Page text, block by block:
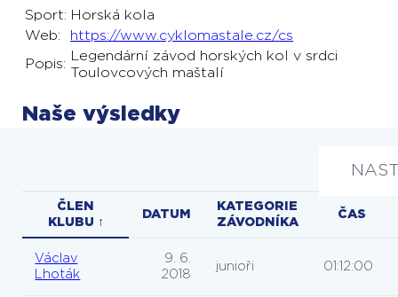
Sport: Horská kola
Web:
https://www.cyklomastale.cz/cs
Popis:
Legendární závod horských kol v srdci
Toulovcových maštalí
Naše výsledky
ČLEN
KLUBU ↑
DATUM
KATEGORIE
ZÁVODNÍKA
ČAS
Václav
Lhoták
9. 6.
2018
junioři 01:12:00